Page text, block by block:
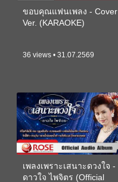
ขอบคุณแฟนเพลง - Cover
Ver. (KARAOKE)
36 views • 31.07.2569
เพลงเพราะเสนาะดวงใจ -
ดาวใจ ไพจิตร (Official